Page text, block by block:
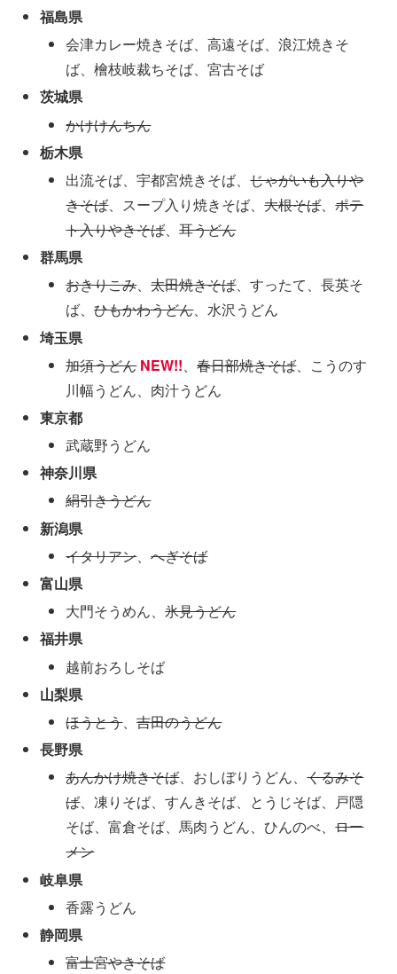
福島県
会津カレー焼きそば、高遠そば、浪江焼きそ
ば、檜枝岐裁ちそば、宮古そば
茨城県
かけけんちん
栃木県
出流そば、宇都宮焼きそば、じゃがいも入りや
きそば、スープ入り焼きそば、大根そば、ポテ
ト入りやきそば、耳うどん
群馬県
おきりこみ、太田焼きそば、すったて、長英そ
ば、ひもかわうどん、水沢うどん
埼玉県
加須うどん NEW!!、春日部焼きそば、こうのす
川幅うどん、肉汁うどん
東京都
武蔵野うどん
神奈川県
絹引きうどん
新潟県
イタリアン、へぎそば
富山県
大門そうめん、氷見うどん
福井県
越前おろしそば
山梨県
ほうとう、吉田のうどん
長野県
あんかけ焼きそば、おしぼりうどん、くるみそ
ば、凍りそば、すんきそば、とうじそば、戸隠
そば、富倉そば、馬肉うどん、ひんのべ、ロー
メン
岐阜県
香露うどん
静岡県
富士宮やきそば